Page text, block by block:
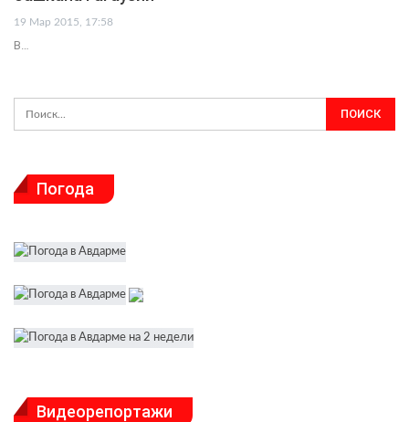
19 Мар 2015, 17:58
В…
Погода
Видеорепортажи